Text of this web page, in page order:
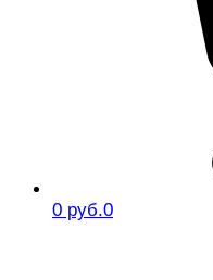
0 руб.0